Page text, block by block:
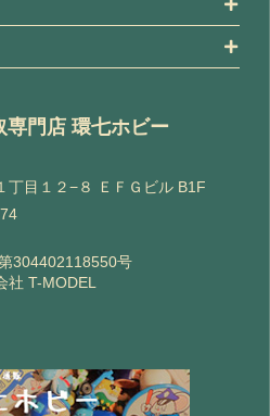
専門店 環七ホビー
丁目１２−８ ＥＦＧビル B1F
304402118550号
社 T-MODEL